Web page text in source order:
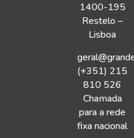
1400-195
Restelo –
Lisboa
(+351) 215
810 526
Chamada
para a rede
fixa nacional